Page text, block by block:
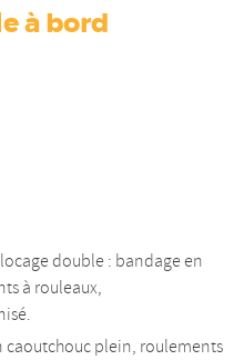
à bord
double : bandage en
à rouleaux,
caoutchouc plein, roulements